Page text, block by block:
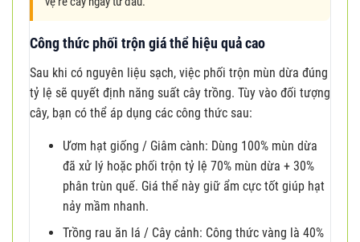
Công thức phối trộn giá thể hiệu quả cao
Sau khi có nguyên liệu sạch, việc phối trộn mùn dừa đúng
tỷ lệ sẽ quyết định năng suất cây trồng. Tùy vào đối tượng
cây, bạn có thể áp dụng các công thức sau:
Ươm hạt giống / Giâm cành: Dùng 100% mùn dừa
đã xử lý hoặc phối trộn tỷ lệ 70% mùn dừa + 30%
phân trùn quế. Giá thể này giữ ẩm cực tốt giúp hạt
nảy mầm nhanh.
Trồng rau ăn lá / Cây cảnh: Công thức vàng là 40%